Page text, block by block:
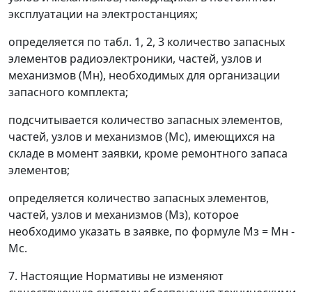
эксплуатации на электростанциях;
определяется по табл. 1, 2, 3 количество запасных
элементов радиоэлектроники, частей, узлов и
механизмов (Mн), необходимых для организации
запасного комплекта;
подсчитывается количество запасных элементов,
частей, узлов и механизмов (Мс), имеющихся на
складе в момент заявки, кроме ремонтного запаса
элементов;
определяется количество запасных элементов,
частей, узлов и механизмов (Mз), которое
необходимо указать в заявке, по формуле Mз = Mн -
Мс.
7. Настоящие Нормативы не изменяют